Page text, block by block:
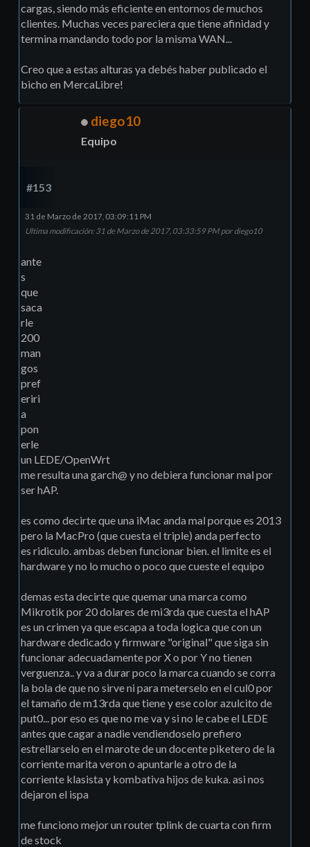
cargas, siendo más eficiente en entornos de muchos
clientes. Muchas veces pareciera que tiene afinidad y
termina mandando todo por la misma WAN...
Creo que a estas alturas ya debés haber publicado el
bicho en MercaLibre!
diego10
Equipo
#153
31 de Marzo de 2017, 03:09:11 PM
Ultima modificación: 31 de Marzo de 2017, 03:33:59 PM por diego10
ante
s
que
saca
rle
200
man
gos
pref
eriri
a
pon
erle
un LEDE/OpenWrt
me resulta una garch@ y no debiera funcionar mal por
ser hAP.
es como decirte que una iMac anda mal porque es 2013
pero la MacPro (que cuesta el triple) anda perfecto
es ridiculo. ambas deben funcionar bien. el limite es el
hardware y no lo mucho o poco que cueste el equipo
demas esta decirte que quemar una marca como
Mikrotik por 20 dolares de mi3rda que cuesta el hAP
es un crimen ya que escapa a toda logica que con un
hardware dedicado y firmware "original" que siga sin
funcionar adecuadamente por X o por Y no tienen
verguenza.. y va a durar poco la marca cuando se corra
la bola de que no sirve ni para meterselo en el cul0 por
el tamaño de m13rda que tiene y ese color azulcito de
put0... por eso es que no me va y si no le cabe el LEDE
antes que cagar a nadie vendiendoselo prefiero
estrellarselo en el marote de un docente piketero de la
corriente marita veron o apuntarle a otro de la
corriente klasista y kombativa hijos de kuka. asi nos
dejaron el ispa
me funciono mejor un router tplink de cuarta con firm
de stock